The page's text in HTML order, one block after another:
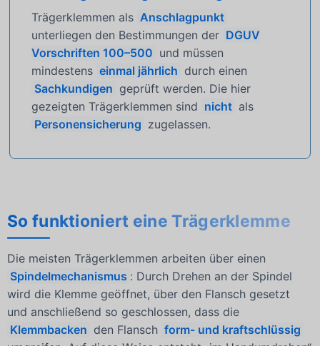
Trägerklemmen als Anschlagpunkt
unterliegen den Bestimmungen der DGUV
Vorschriften 100–500 und müssen
mindestens einmal jährlich durch einen
Sachkundigen geprüft werden. Die hier
gezeigten Trägerklemmen sind nicht als
Personensicherung zugelassen.
So funktioniert eine Trägerklemme
Die meisten Trägerklemmen arbeiten über einen
Spindelmechanismus : Durch Drehen an der Spindel
wird die Klemme geöffnet, über den Flansch gesetzt
und anschließend so geschlossen, dass die
Klemmbacken den Flansch form- und kraftschlüssig